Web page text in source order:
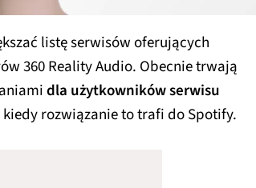
listę serwisów oferujących
360 Reality Audio. Obecnie trwają
dla użytkowników serwisu
rozwiązanie to trafi do Spotify.